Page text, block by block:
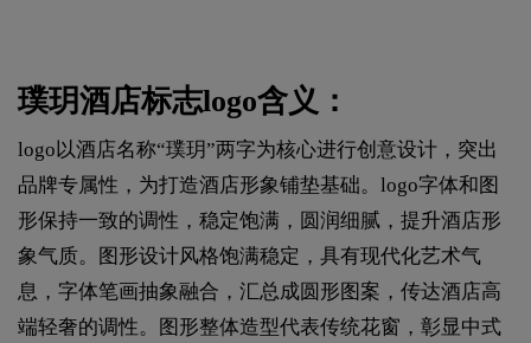
璞玥酒店标志logo含义：
logo以酒店名称“璞玥”两字为核心进行创意设计，突出
品牌专属性，为打造酒店形象铺垫基础。logo字体和图
形保持一致的调性，稳定饱满，圆润细腻，提升酒店形
象气质。图形设计风格饱满稳定，具有现代化艺术气
息，字体笔画抽象融合，汇总成圆形图案，传达酒店高
端轻奢的调性。图形整体造型代表传统花窗，彰显中式